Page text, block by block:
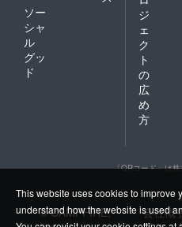
This website uses cookies to improve
understand how the website is used
ソー
シャ
ル
グッ
ド
ジ
ェ
ク
ト
の
広
め
方
「QRコード」は
© CAMPFIRE,
会社概